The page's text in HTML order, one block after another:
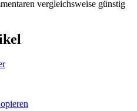
vergleichsweise günstig